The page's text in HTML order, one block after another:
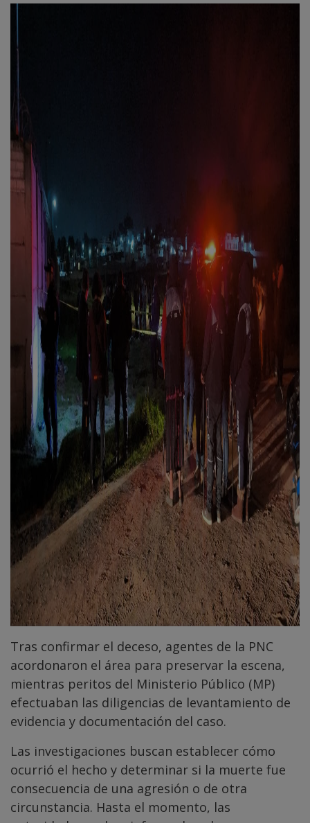
Tras confirmar el deceso, agentes de la PNC
acordonaron el área para preservar la escena,
mientras peritos del Ministerio Público (MP)
efectuaban las diligencias de levantamiento de
evidencia y documentación del caso.
Las investigaciones buscan establecer cómo
ocurrió el hecho y determinar si la muerte fue
consecuencia de una agresión o de otra
circunstancia. Hasta el momento, las